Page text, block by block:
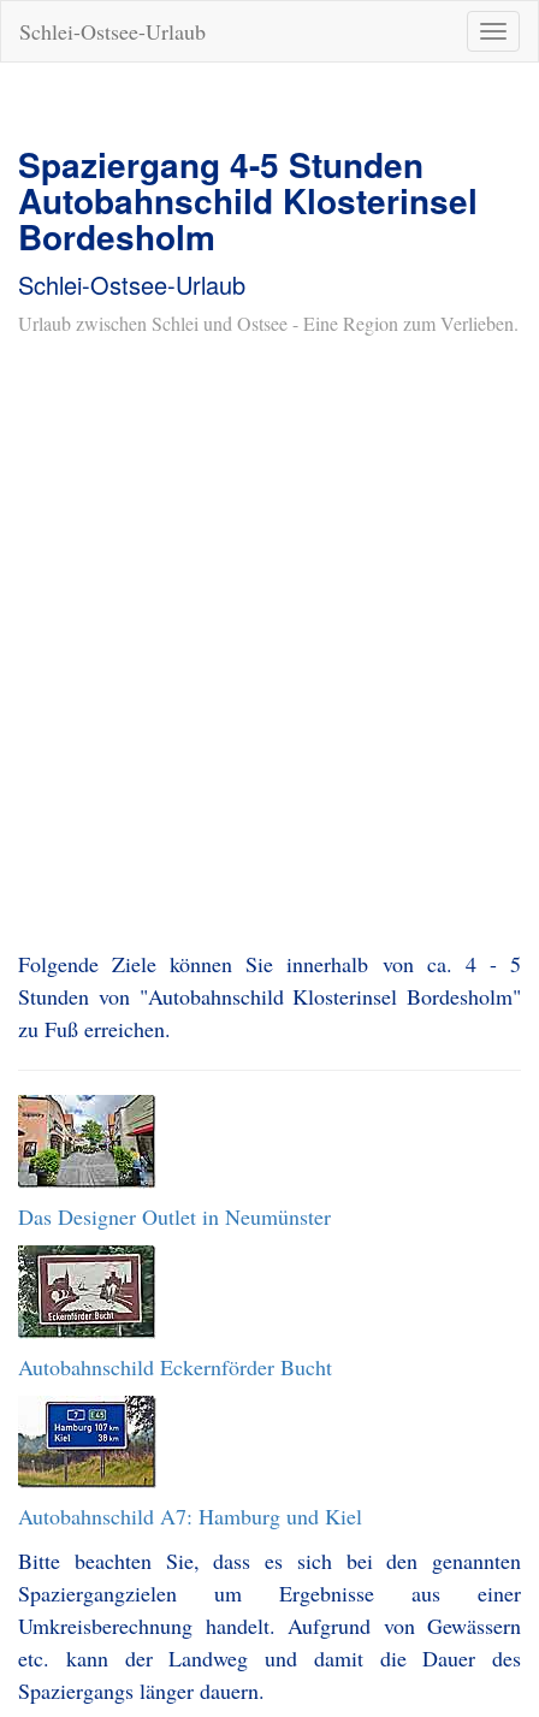
ein-/
Schlei-Ostsee-Urlaub
Spaziergang 4-5 Stunden
Autobahnschild Klosterinsel
Bordesholm
Schlei-Ostsee-Urlaub
Urlaub zwischen Schlei und Ostsee - Eine Region zum Verlieben.
Folgende Ziele können Sie innerhalb von ca. 4 - 5
Stunden von "Autobahnschild Klosterinsel Bordesholm"
zu Fuß erreichen.
Das Designer Outlet in Neumünster
Autobahnschild Eckernförder Bucht
Autobahnschild A7: Hamburg und Kiel
Bitte beachten Sie, dass es sich bei den genannten
Spaziergangzielen um Ergebnisse aus einer
Umkreisberechnung handelt. Aufgrund von Gewässern
etc. kann der Landweg und damit die Dauer des
Spaziergangs länger dauern.